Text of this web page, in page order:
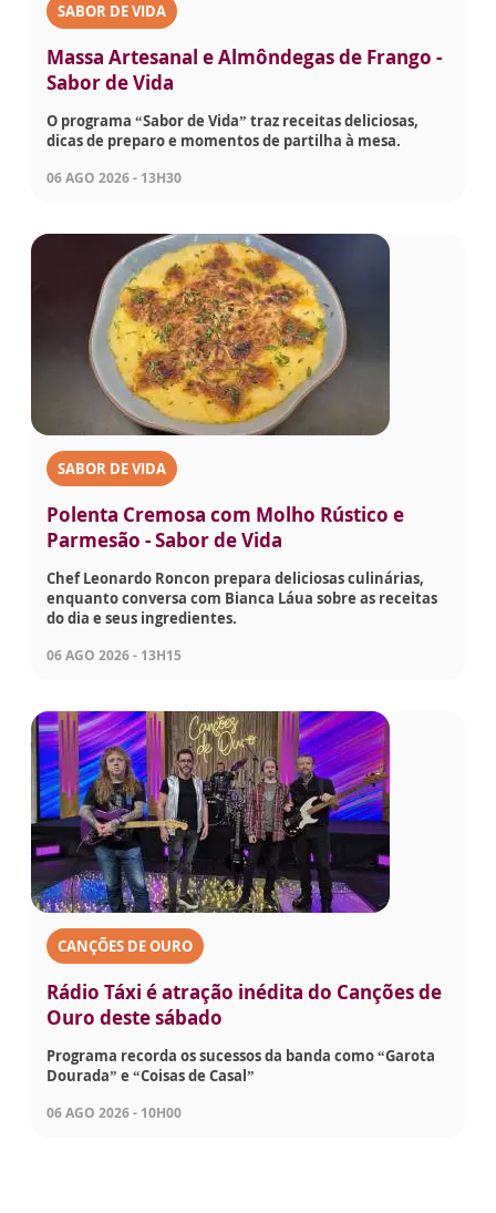
SABOR DE VIDA
Massa Artesanal e Almôndegas de Frango -
Sabor de Vida
O programa “Sabor de Vida” traz receitas deliciosas,
dicas de preparo e momentos de partilha à mesa.
06 AGO 2026 - 13H30
SABOR DE VIDA
Polenta Cremosa com Molho Rústico e
Parmesão - Sabor de Vida
Chef Leonardo Roncon prepara deliciosas culinárias,
enquanto conversa com Bianca Láua sobre as receitas
do dia e seus ingredientes.
06 AGO 2026 - 13H15
CANÇÕES DE OURO
Rádio Táxi é atração inédita do Canções de
Ouro deste sábado
Programa recorda os sucessos da banda como “Garota
Dourada” e “Coisas de Casal”
06 AGO 2026 - 10H00